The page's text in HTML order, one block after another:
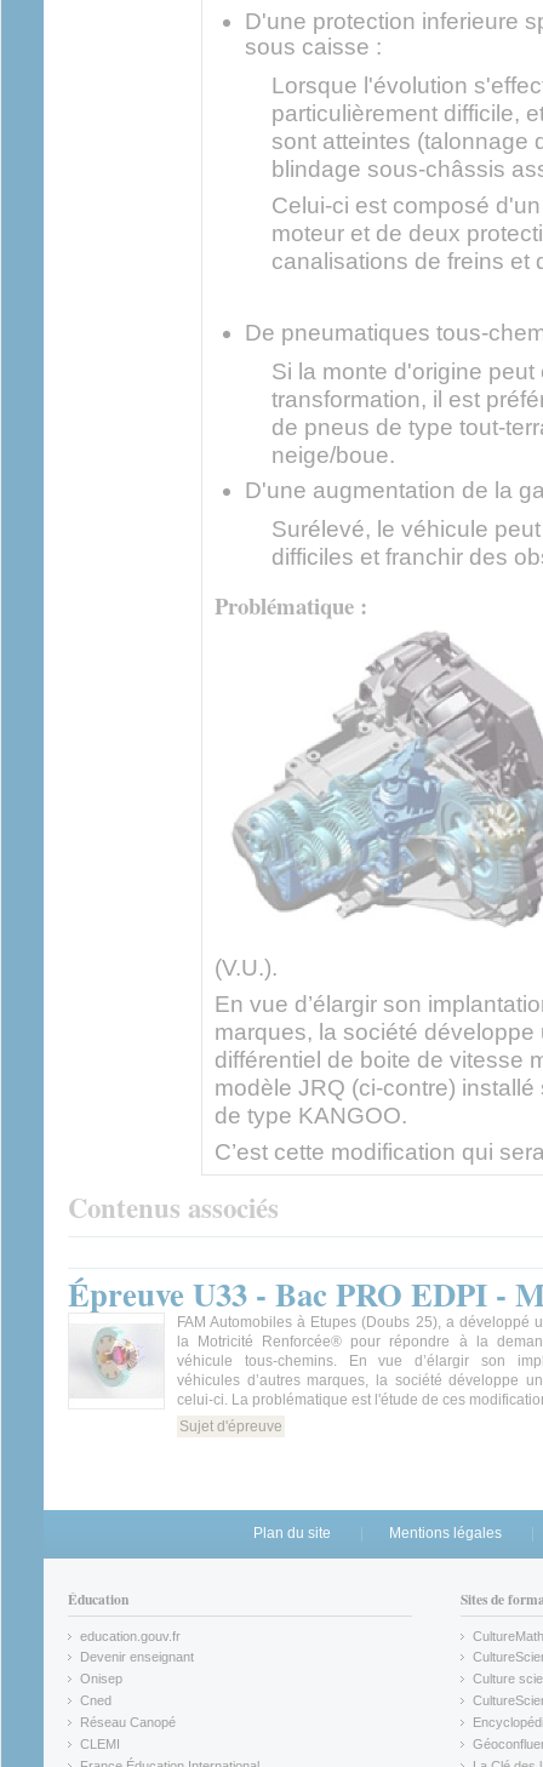
D'une protection inferieure
sous caisse :
Lorsque l'évolution
particulièrement difficile,
sont atteintes (talonnage
blindage sous-châssis
Celui-ci est composé
moteur et de deux
canalisations de freins et
De pneumatiques tous-
Si la monte d'origine
transformation, il est
de pneus de type tout-
neige/boue.
D'une augmentation de la
Surélevé, le véhicule
difficiles et franchir des
Problématique :
(V.U.).
En vue d’élargir son
marques, la société
différentiel de boite de vitesse
modèle JRQ (ci-contre)
de type KANGOO.
C’est cette modification qui
Contenus associés
Épreuve U33 - Bac PRO EDPI -
FAM Automobiles à Etupes (Doubs 25), a développé
la Motricité Renforcée® pour répondre à la
véhicule tous-chemins. En vue d’élargir son
véhicules d’autres marques, la société développe
celui-ci. La problématique est l'étude de ces
Sujet d'épreuve
Plan du site Mentions légales
Éducation
education.gouv.fr
(link is external)
Devenir enseignant
(link is external)
Onisep
(link is external)
Cned
(link is external)
Réseau Canopé
(link is external)
CLEMI
(link is external)
Sites de
CultureMath
(link is
(link is
Culture
(link is
(link is
(link is